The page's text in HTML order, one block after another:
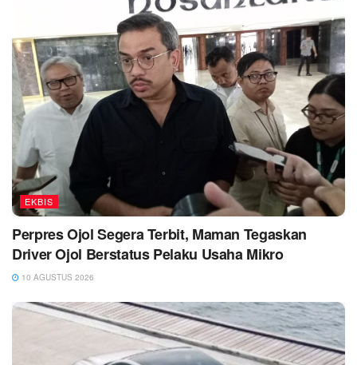
EKBIS
Perpres Ojol Segera Terbit, Maman Tegaskan
Driver Ojol Berstatus Pelaku Usaha Mikro
10 AGUSTUS 2026